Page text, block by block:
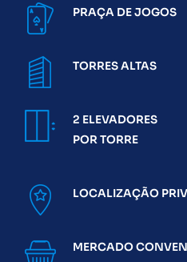
PRAÇA DE JOGOS
TORRES ALTAS
2 ELEVADORES
POR TORRE
LOCALIZAÇÃO
MERCADO